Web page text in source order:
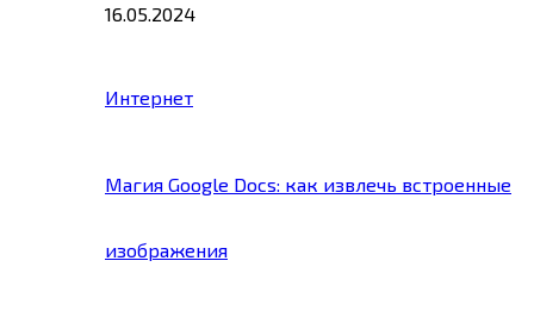
16.05.2024
Интернет
Магия Google Docs: как извлечь встроенные
изображения